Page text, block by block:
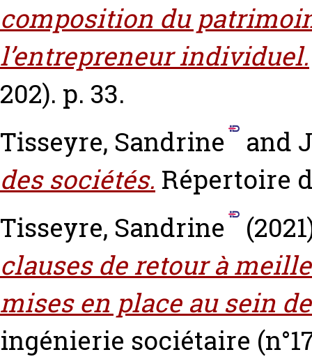
composition du
l’entrepreneur individuel.
202). p. 33.
Tisseyre, Sandrine
and
des sociétés. Répertoire
Tisseyre, Sandrine
clauses de retour à
mises en place au sein
ingénierie sociétaire